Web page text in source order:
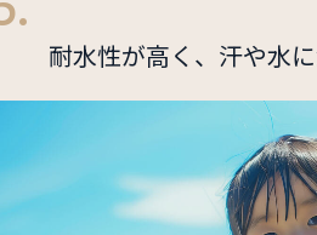
耐水性が高く、汗や水に